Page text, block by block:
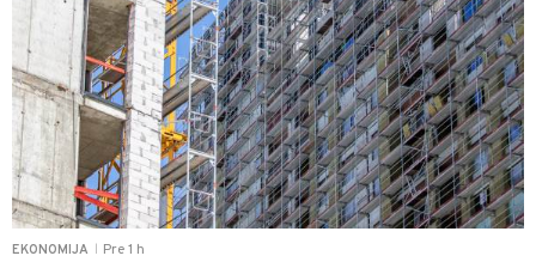
EKONOMIJA Pre 1 h